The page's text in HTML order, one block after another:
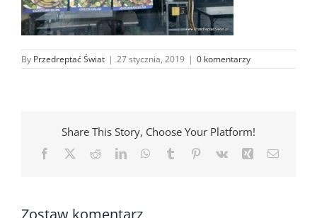
By Przedreptać Świat | 27 stycznia, 2019 | 0 komentarzy
Share This Story, Choose Your Platform!
Facebook RedditLinkedInWhatsApp
Tumblr Pinterest
Vk Xing Email
Zostaw komentarz